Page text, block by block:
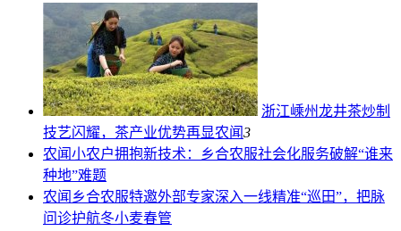
浙江嵊州龙井茶炒制
技艺闪耀，茶产业优势再显农闻3
农闻小农户拥抱新技术：乡合农服社会化服务破解“谁来
种地”难题
农闻 乡合农服特邀外部专家深入一线精准“巡田”，把脉
问诊护航冬小麦春管